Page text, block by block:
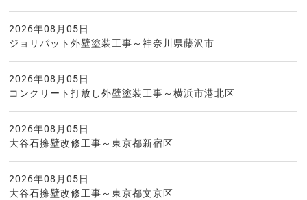
2026年08月05日
ジョリパット外壁塗装工事～神奈川県藤沢市
2026年08月05日
コンクリート打放し外壁塗装工事～横浜市港北区
2026年08月05日
大谷石擁壁改修工事～東京都新宿区
2026年08月05日
大谷石擁壁改修工事～東京都文京区